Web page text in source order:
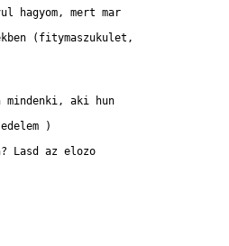
hagyom, mert mar
(fitymaszukulet,
aki hun
)
Lasd az elozo